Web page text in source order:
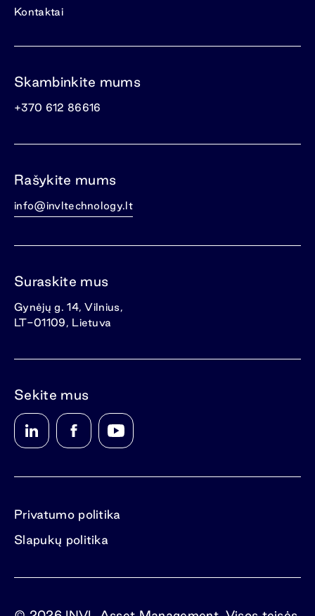
Kontaktai
Skambinkite mums
+370 612 86616
Rašykite mums
info@invltechnology.lt
Suraskite mus
Gynėjų g. 14, Vilnius,
LT-01109, Lietuva
Sekite mus
Privatumo politika
Slapukų politika